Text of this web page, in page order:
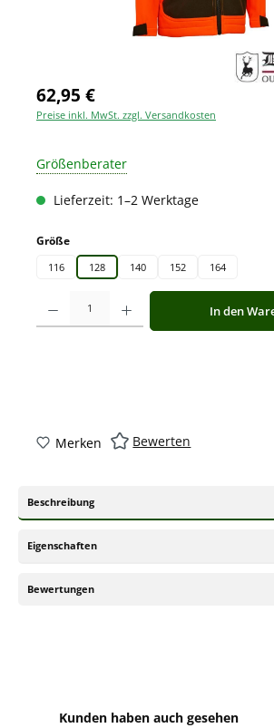
62,95 €
Preise inkl. MwSt. zzgl. Versandkosten
Größenberater
Lieferzeit: 1–2 Werktage
Größeauswählen
116 128 140 152 164
Produkt Anzahl: Gib den gewünschten Wert ein
In den
Merken Bewerten
Beschreibung
Eigenschaften
Bewertungen
Produktgalerie überspringen
Kunden haben auch gesehen